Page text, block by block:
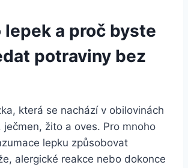
lepek a proč byste
potraviny bez
která se nachází v obilovinách
ječmen, žito a oves. Pro mnoho
lepku způsobovat
alergické reakce nebo dokonce